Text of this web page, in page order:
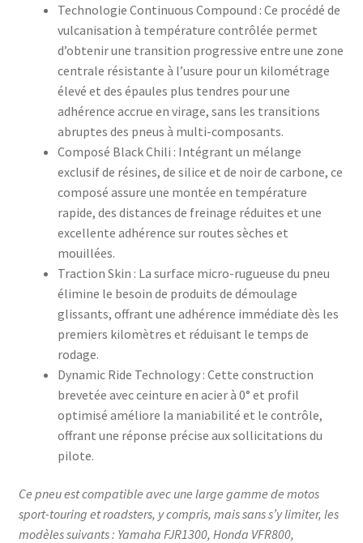
Technologie Continuous Compound : Ce procédé de
vulcanisation à température contrôlée permet
d’obtenir une transition progressive entre une zone
centrale résistante à l’usure pour un kilométrage
élevé et des épaules plus tendres pour une
adhérence accrue en virage, sans les transitions
abruptes des pneus à multi-composants.​
Composé Black Chili : Intégrant un mélange
exclusif de résines, de silice et de noir de carbone, ce
composé assure une montée en température
rapide, des distances de freinage réduites et une
excellente adhérence sur routes sèches et
mouillées.​
Traction Skin : La surface micro-rugueuse du pneu
élimine le besoin de produits de démoulage
glissants, offrant une adhérence immédiate dès les
premiers kilomètres et réduisant le temps de
rodage.​
Dynamic Ride Technology : Cette construction
brevetée avec ceinture en acier à 0° et profil
optimisé améliore la maniabilité et le contrôle,
offrant une réponse précise aux sollicitations du
pilote.​
Ce pneu est compatible avec une large gamme de motos
sport-touring et roadsters, y compris, mais sans s’y limiter, les
modèles suivants : Yamaha FJR1300, Honda VFR800,